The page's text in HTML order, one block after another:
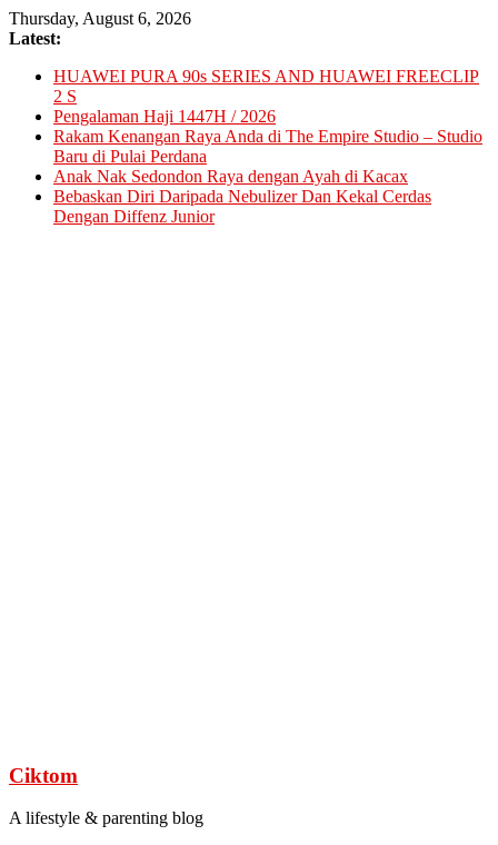
Skip
to
Thursday, August 6, 2026
Latest:
HUAWEI PURA 90s SERIES AND HUAWEI FREECLIP
2 S
Pengalaman Haji 1447H / 2026
Rakam Kenangan Raya Anda di The Empire Studio – Studio
Baru di Pulai Perdana
Anak Nak Sedondon Raya dengan Ayah di Kacax
Bebaskan Diri Daripada Nebulizer Dan Kekal Cerdas
Dengan Diffenz Junior
Ciktom
A lifestyle & parenting blog